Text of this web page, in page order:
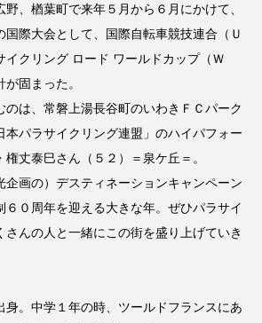
、楢葉町で来年５月から６月にかけて、
国際大会として、国際自転車競技連合（Ｕ
イクリング ロード ワールドカップ（Ｗ
固まった。
は、常磐上湯長谷町のいわきＦＣパーク
本パラサイクリング連盟」のハイパフォー
丈泰巳さん（５２）＝泉ケ丘＝。
画の）デスティネーションキャンペーン
６０周年を迎える大きな年。ぜひパラサイ
さんの人と一緒にこの街を盛り上げていき
。中学１年の時、ツールドフランスにあ